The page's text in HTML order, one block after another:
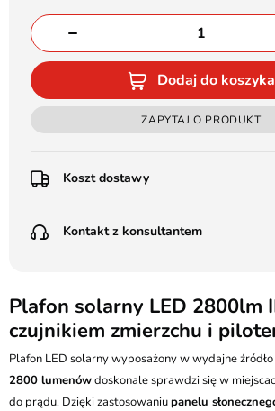
Dodaj do koszyka
ZAPYTAJ O PRODUKT
Koszt dostawy
Poczta Polska Kurier 48H - 11 zł
(od 1000 zł dla gabarytów, nie
Pobranie:
Poczta Polska Kurier 48H - 16 zł
Kurier GLS - 20 zł
Przesyłka Gabarytowa - 35 zł
Kontakt z konsultantem
Batalionów Chłopskich 12, 94-058 Łódź
506 336 320
kontakt@ledstyl.pl
Plafon solarny LED 2800lm
czujnikiem zmierzchu i
Plafon LED solarny wyposażony w wydajne źródło
2800 lumenówdoskonale sprawdzi się w
do prądu. Dzięki zastosowaniupanelu